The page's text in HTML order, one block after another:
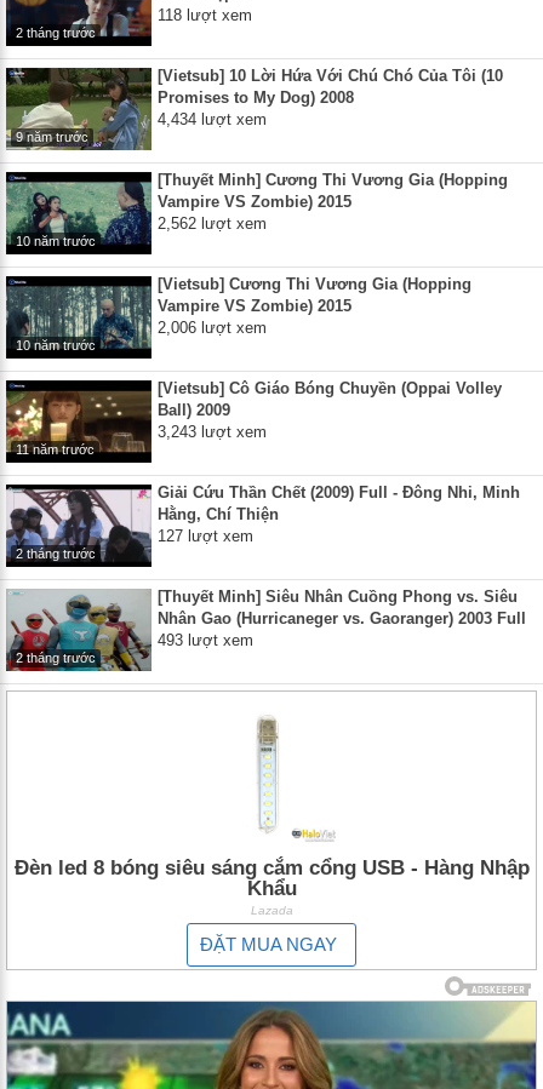
2 tháng trước
118 lượt xem
9 năm trước
[Vietsub] 10 Lời Hứa Với Chú Chó Của Tôi (10
Promises to My Dog) 2008
4,434 lượt xem
10 năm trước
[Thuyết Minh] Cương Thi Vương Gia (Hopping
Vampire VS Zombie) 2015
2,562 lượt xem
10 năm trước
[Vietsub] Cương Thi Vương Gia (Hopping
Vampire VS Zombie) 2015
2,006 lượt xem
11 năm trước
[Vietsub] Cô Giáo Bóng Chuyền (Oppai Volley
Ball) 2009
3,243 lượt xem
2 tháng trước
Giải Cứu Thần Chết (2009) Full - Đông Nhi, Minh
Hằng, Chí Thiện
127 lượt xem
2 tháng trước
[Thuyết Minh] Siêu Nhân Cuồng Phong vs. Siêu
Nhân Gao (Hurricaneger vs. Gaoranger) 2003 Full
493 lượt xem
Đèn led 8 bóng siêu sáng cắm cổng USB - Hàng Nhập
Khẩu
Lazada
ĐẶT MUA NGAY